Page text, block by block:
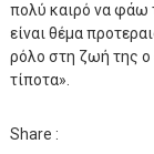
πολύ καιρό να φάω
είναι θέμα
ρόλο στη ζωή της ο
τίποτα».
Share :